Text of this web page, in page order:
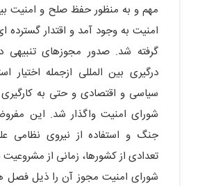
مهم و به منظور حفظ صلح و امنیت
امنیت به وجود آمد و اقتدار گسترده
گرفته شد. صدور مجوزهای تنبیهی
درگیری بین المللی ازجمله اختیار
سیاسی و اقتصادی و حتی به
شورای امنیت واگذار شد. این
جنگ و استفاده از نیروی نظامی
تعدادی از کشورها، زمانی از
شورای امنیت مجوز آن را ذیل فصل